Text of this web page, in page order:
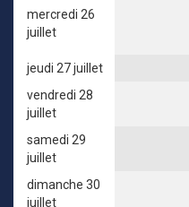
mercredi 26
juillet
jeudi 27 juillet
vendredi 28
juillet
samedi 29
juillet
dimanche 30
juillet